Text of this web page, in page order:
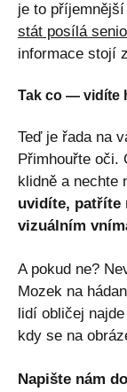
je to
stát posílá
informace stojí
Tak co — vidíte
Teď je řada na
Přimhouřte oči.
klidně a nechte
uvidíte, patříte
vizuálním
A pokud ne?
Mozek na
lidí obličej
kdy se na
Napište nám